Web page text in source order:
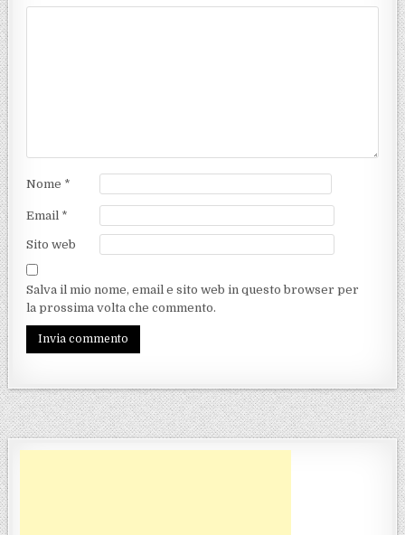
Nome *
Email *
Sito web
Salva il mio nome, email e sito web in questo browser per
la prossima volta che commento.